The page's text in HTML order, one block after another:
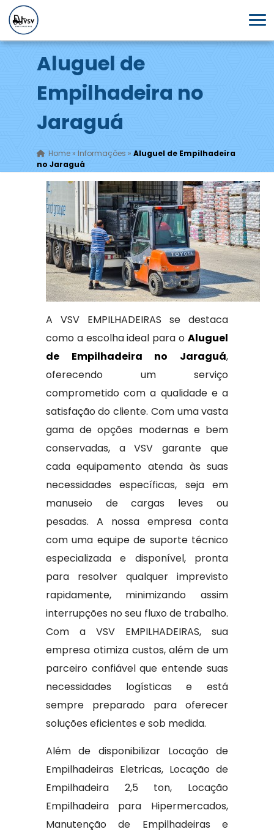
Aluguel de
Empilhadeira no
Jaraguá
Home» Informações » Aluguel de Empilhadeira
no Jaraguá
A VSV EMPILHADEIRAS se destaca
como a escolha ideal para oAluguel
de Empilhadeira no Jaraguá,
oferecendo um serviço
comprometido com a qualidade e a
satisfação do cliente. Com uma vasta
gama de opções modernas e bem
conservadas, a VSV garante que
cada equipamento atenda às suas
necessidades específicas, seja em
manuseio de cargas leves ou
pesadas. A nossa empresa conta
com uma equipe de suporte técnico
especializada e disponível, pronta
para resolver qualquer imprevisto
rapidamente, minimizando assim
interrupções no seu fluxo de trabalho.
Com a VSV EMPILHADEIRAS, sua
empresa otimiza custos, além de um
parceiro confiável que entende suas
necessidades logísticas e está
sempre preparado para oferecer
soluções eficientes e sob medida.
Além de disponibilizar Locação de
Empilhadeiras Eletricas, Locação de
Empilhadeira 2,5 ton, Locação
Empilhadeira para Hipermercados,
Manutenção de Empilhadeiras e